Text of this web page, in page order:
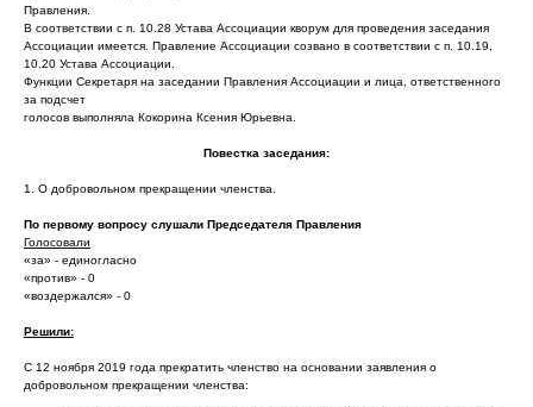
Правления.
В соответствии с п. 10.28 Устава Ассоциации кворум для проведения заседания
Ассоциации имеется. Правление Ассоциации созвано в соответствии с п. 10.19,
10.20 Устава Ассоциации.
Функции Секретаря на заседании Правления Ассоциации и лица, ответственного
за подсчет
голосов выполняла Кокорина Ксения Юрьевна.
Повестка заседания:
1. О добровольном прекращении членства.
По первому вопросу слушали Председателя Правления
Голосовали
«за» - единогласно
«против» - 0
«воздержался» - 0
Решили:
С 12 ноября 2019 года прекратить членство на основании заявления о
добровольном прекращении членства: